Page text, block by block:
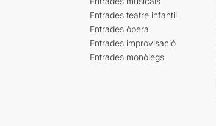
Entrades teatre infantil
Entrades òpera
Entrades improvisació
Entrades monòlegs